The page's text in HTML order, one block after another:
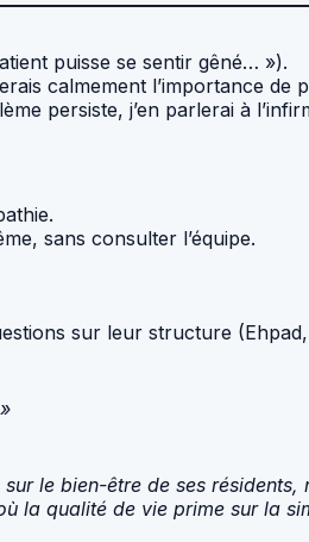
puisse se sentir gêné… »).
calmement l’importance de
persiste, j’en parlerai à
sans consulter l’équipe.
sur leur structure
le bien-être de ses
la qualité de vie prime sur la